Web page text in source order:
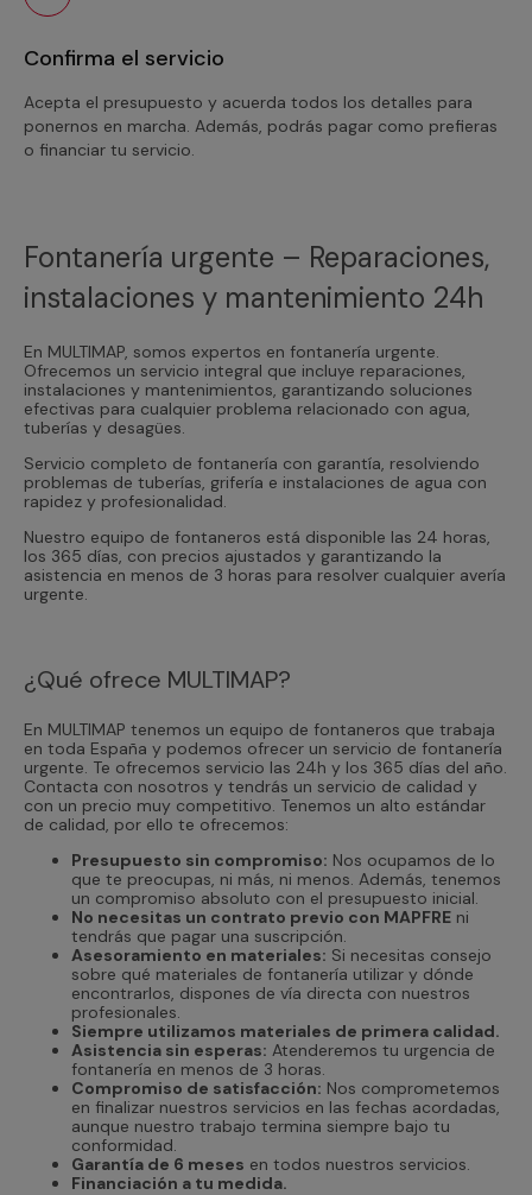
Confirma el servicio
Acepta el presupuesto y acuerda todos los detalles para
ponernos en marcha. Además, podrás pagar como prefieras
o financiar tu servicio.
Fontanería urgente – Reparaciones,
instalaciones y mantenimiento 24h
En MULTIMAP, somos expertos en fontanería urgente.
Ofrecemos un servicio integral que incluye reparaciones,
instalaciones y mantenimientos, garantizando soluciones
efectivas para cualquier problema relacionado con agua,
tuberías y desagües.
Servicio completo de fontanería con garantía, resolviendo
problemas de tuberías, grifería e instalaciones de agua con
rapidez y profesionalidad.
Nuestro equipo de fontaneros está disponible las 24 horas,
los 365 días, con precios ajustados y garantizando la
asistencia en menos de 3 horas para resolver cualquier avería
urgente.
¿Qué ofrece MULTIMAP?
En MULTIMAP tenemos un equipo de fontaneros que trabaja
en toda España y podemos ofrecer un servicio de fontanería
urgente. Te ofrecemos servicio las 24h y los 365 días del año.
Contacta con nosotros y tendrás un servicio de calidad y
con un precio muy competitivo. Tenemos un alto estándar
de calidad, por ello te ofrecemos:
Presupuesto sin compromiso: Nos ocupamos de lo
que te preocupas, ni más, ni menos. Además, tenemos
un compromiso absoluto con el presupuesto inicial.
No necesitas un contrato previo con MAPFRE ni
tendrás que pagar una suscripción.
Asesoramiento en materiales: Si necesitas consejo
sobre qué materiales de fontanería utilizar y dónde
encontrarlos, dispones de vía directa con nuestros
profesionales.
Siempre utilizamos materiales de primera calidad.
Asistencia sin esperas: Atenderemos tu urgencia de
fontanería en menos de 3 horas.
Compromiso de satisfacción: Nos comprometemos
en finalizar nuestros servicios en las fechas acordadas,
aunque nuestro trabajo termina siempre bajo tu
conformidad.
Garantía de 6 meses en todos nuestros servicios.
Financiación a tu medida.